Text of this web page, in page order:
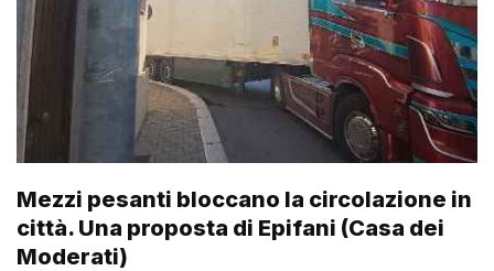
Mezzi pesanti bloccano la circolazione in
città. Una proposta di Epifani (Casa dei
Moderati)